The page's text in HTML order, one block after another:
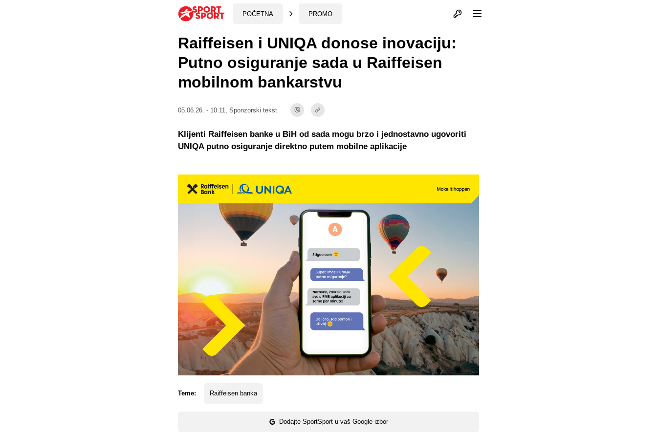
POČETNA PROMO Otvori profil
Raiffeisen i UNIQA donose inovaciju:
Putno osiguranje sada u Raiffeisen
mobilnom bankarstvu
05.06.26. - 10:11, Sponzorski tekst
Teme: Raiffeisen banka
Dodajte SportSport u vaš Google izbor
Klijenti Raiffeisen banke u BiH od sada mogu brzo i jednostavno ugovoriti
UNIQA putno osiguranje direktno putem mobilne aplikacije